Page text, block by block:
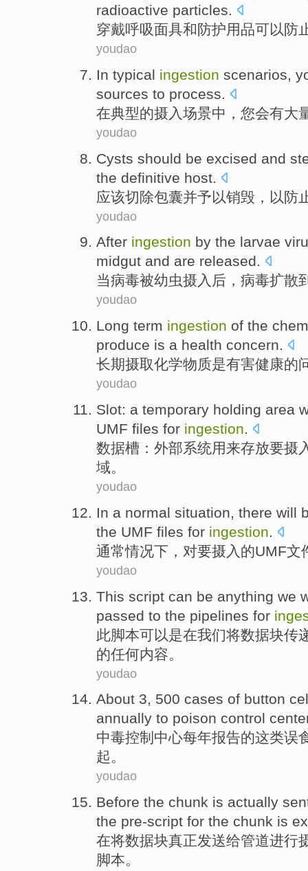
radioactive particles.
穿戴呼吸面具和防护用品可以防
youdao
In typical ingestion scenarios,
sources to process.
在典型的摄入场景中 ， 您会有大
youdao
Cysts should be excised and
the definitive host
应该切除包囊并予以销毁， 以 防
youdao
After ingestion by the larvae
midgut and are released.
当病毒被幼虫摄入 后，病毒扩散
youdao
Long term ingestion of the
produce is a health concern.
长期摄取化学物质是有害健康的
youdao
Slot: a temporary holding area
UMF files for ingestion.
数据槽 ： 外部系统用来存放要摄
域。
youdao
In a normal situation, there will
the UMF files for ingestion.
通常情况下 ， 对要摄入 的UMF文
youdao
This script can be anything we
passed to the pipelines for
此脚本可以是在我们将数据块传
的任何内容 。
youdao
About 3, 500 cases of button
annually to poison control
中毒控制 中心每年报告的这类误
起。
youdao
Before the chunk is actually
the pre-script for the chunk is
在将数据块真正发送给管道进行
脚本。